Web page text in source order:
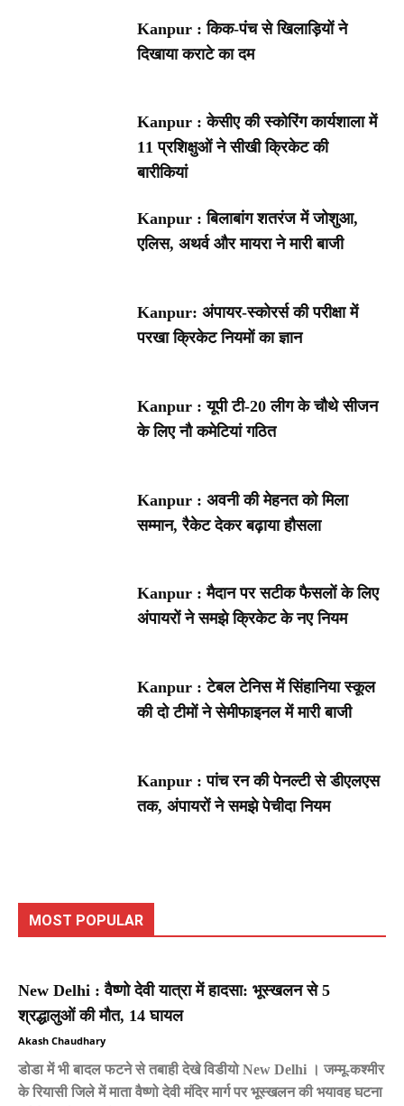
Kanpur : किक-पंच से खिलाड़ियों ने
दिखाया कराटे का दम
Kanpur : केसीए की स्कोरिंग कार्यशाला में
11 प्रशिक्षुओं ने सीखी क्रिकेट की
बारीकियां
Kanpur : बिलाबांग शतरंज में जोशुआ,
एलिस, अथर्व और मायरा ने मारी बाजी
Kanpur: अंपायर-स्कोरर्स की परीक्षा में
परखा क्रिकेट नियमों का ज्ञान
Kanpur : यूपी टी-20 लीग के चौथे सीजन
के लिए नौ कमेटियां गठित
Kanpur : अवनी की मेहनत को मिला
सम्मान, रैकेट देकर बढ़ाया हौसला
Kanpur : मैदान पर सटीक फैसलों के लिए
अंपायरों ने समझे क्रिकेट के नए नियम
Kanpur : टेबल टेनिस में सिंहानिया स्कूल
की दो टीमों ने सेमीफाइनल में मारी बाजी
Kanpur : पांच रन की पेनल्टी से डीएलएस
तक, अंपायरों ने समझे पेचीदा नियम
MOST POPULAR
New Delhi : वैष्णो देवी यात्रा में हादसा: भूस्खलन से 5
श्रद्धालुओं की मौत, 14 घायल
Akash Chaudhary
डोडा में भी बादल फटने से तबाही देखे विडीयो New Delhi । जम्मू-कश्मीर
के रियासी जिले में माता वैष्णो देवी मंदिर मार्ग पर भूस्खलन की भयावह घटना